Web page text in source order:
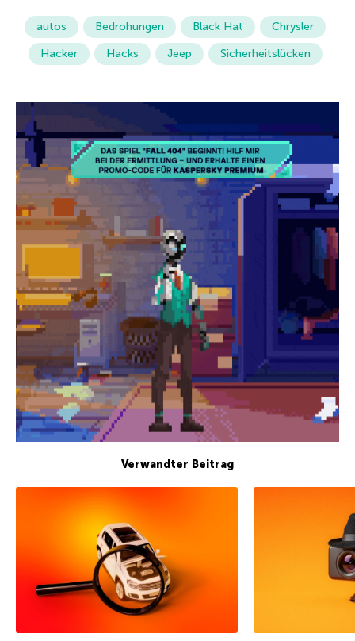
autos Bedrohungen Black Hat
Chrysler
Hacker
Hacks Jeep Sicherheitslücken
Verwandter Beitrag